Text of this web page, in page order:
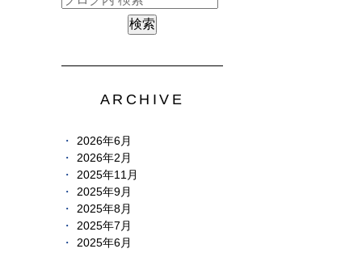
ARCHIVE
2026年6月
2026年2月
2025年11月
2025年9月
2025年8月
2025年7月
2025年6月